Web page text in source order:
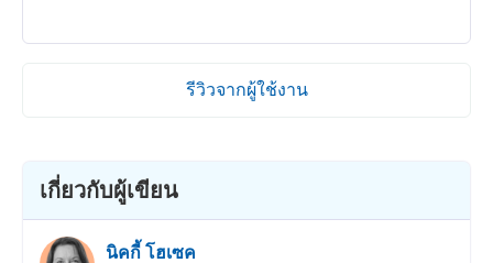
รีวิวจากผู้ใช้งาน
เกี่ยวกับผู้เขียน
นิคกี้ โฮเซค